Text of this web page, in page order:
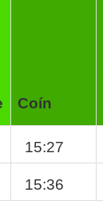
Coín
15:27
15:36